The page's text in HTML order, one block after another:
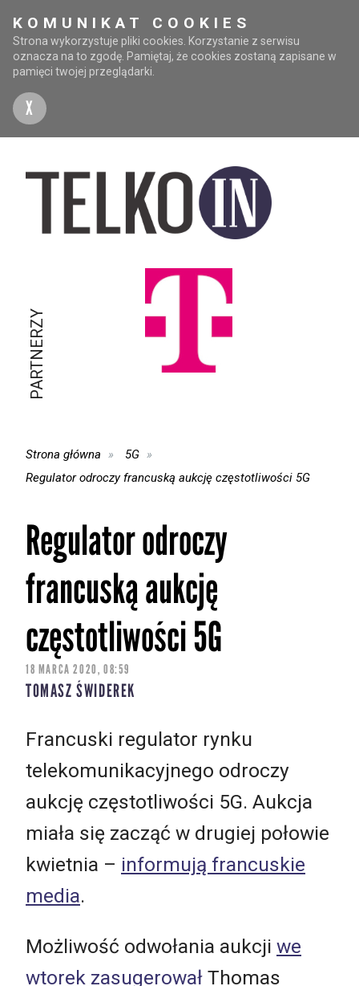
KOMUNIKAT COOKIES
Strona wykorzystuje pliki cookies. Korzystanie z serwisu
oznacza na to zgodę. Pamiętaj, że cookies zostaną zapisane w
pamięci twojej przeglądarki.
X
PARTNERZY
Strona główna
5G
Regulator odroczy francuską aukcję częstotliwości 5G
Regulator odroczy
francuską aukcję
częstotliwości 5G
18 MARCA 2020, 08:59
TOMASZ ŚWIDEREK
Francuski regulator rynku
telekomunikacyjnego odroczy
aukcję częstotliwości 5G. Aukcja
miała się zacząć w drugiej połowie
kwietnia – informują francuskie
media.
Możliwość odwołania aukcji we
wtorek zasugerował Thomas